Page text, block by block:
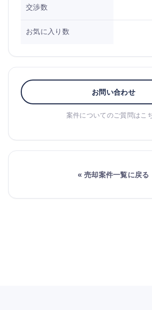
交渉数
お気に入り数
お問い合わせ
案件についてのご質問はこ
« 売却案件一覧に戻る